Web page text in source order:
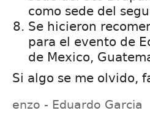
como sede del
Se hicieron
para el evento de
de Mexico,
Si algo se me olvido,
enzo - Eduardo Garcia